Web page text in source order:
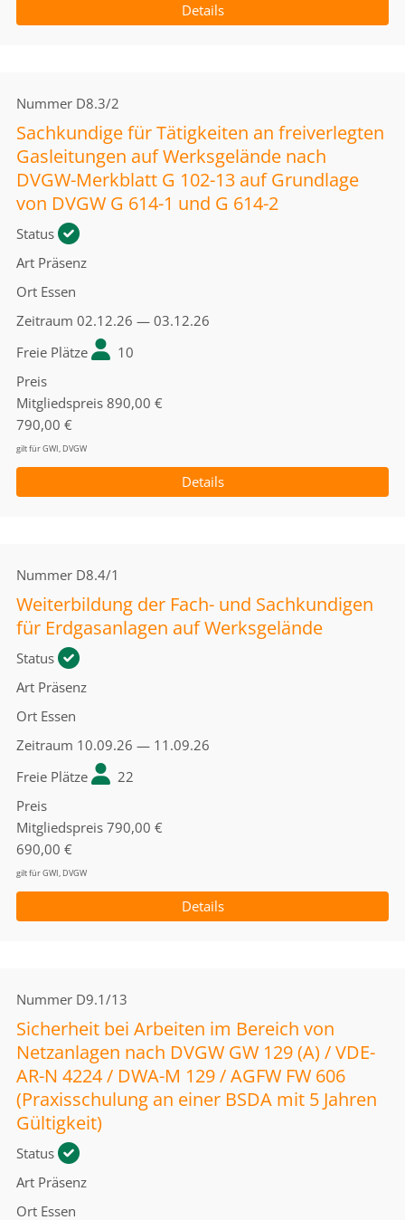
Details
Nummer D8.3/2
Sachkundige für Tätigkeiten an freiverlegten
Gasleitungen auf Werksgelände nach
DVGW-Merkblatt G 102-13 auf Grundlage
von DVGW G 614-1 und G 614-2
Status
Art Präsenz
Ort Essen
Zeitraum 02.12.26 — 03.12.26
Freie Plätze
10
Preis
Mitgliedspreis 890,00 €
790,00 €
gilt für GWI, DVGW
Details
Nummer D8.4/1
Weiterbildung der Fach- und Sachkundigen
für Erdgasanlagen auf Werksgelände
Status
Art Präsenz
Ort Essen
Zeitraum 10.09.26 — 11.09.26
Freie Plätze
22
Preis
Mitgliedspreis 790,00 €
690,00 €
gilt für GWI, DVGW
Details
Nummer D9.1/13
Sicherheit bei Arbeiten im Bereich von
Netzanlagen nach DVGW GW 129 (A) / VDE-
AR-N 4224 / DWA-M 129 / AGFW FW 606
(Praxisschulung an einer BSDA mit 5 Jahren
Gültigkeit)
Status
Art Präsenz
Ort Essen